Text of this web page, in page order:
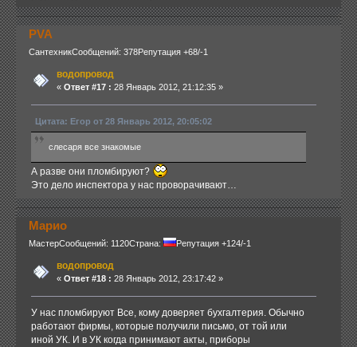
PVA
СантехникСообщений: 378Репутация +68/-1
водопровод
« Ответ #17 : 28 Январь 2012, 21:12:35 »
Цитата: Егор от 28 Январь 2012, 20:05:02
слесаря все знакомые
А разве они пломбируют?
Это дело инспектора у нас проворачивают…
Марио
МастерСообщений: 1120Страна: Репутация +124/-1
водопровод
« Ответ #18 : 28 Январь 2012, 23:17:42 »
У нас пломбируют Все, кому доверяет бухгалтерия. Обычно
работают фирмы, которые получили письмо, от той или
иной УК. И в УК когда принимают акты, приборы